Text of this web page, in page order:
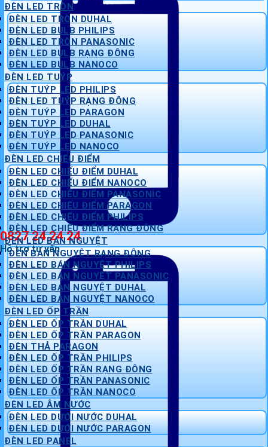
0827 24 24 24
Hỗ trợ tư vấn
ĐÈN LED TRÒN
ĐÈN LED TRÒN DUHAL
ĐÈN LED BULB PHILIPS
ĐÈN LED TRÒN PANASONIC
ĐÈN LED BULB RẠNG ĐÔNG
ĐÈN LED BULB NANOCO
ĐÈN LED TUÝP
ĐÈN TUÝP LED PHILIPS
ĐÈN LED TUÝP RẠNG ĐÔNG
ĐÈN TUÝP LED PARAGON
ĐÈN TUÝP LED DUHAL
ĐÈN TUÝP LED PANASONIC
ĐÈN TUÝP LED NANOCO
ĐÈN LED CHIẾU ĐIỂM
ĐÈN LED CHIẾU ĐIỂM DUHAL
ĐÈN LED CHIẾU ĐIỂM NANOCO
ĐÈN LED CHIẾU ĐIỂM PANASONIC
ĐÈN LED CHIẾU ĐIỂM PARAGON
ĐÈN LED CHIẾU ĐIỂM PHILIPS
ĐÈN LED CHIẾU ĐIỂM RẠNG ĐÔNG
ĐÈN LED BÁN NGUYỆT
ĐÈN BÁN NGUYỆT RẠNG ĐÔNG
ĐÈN LED BÁN NGUYỆT PHILIPS
ĐÈN LED BÁN NGUYỆT PANASONIC
ĐÈN LED BÁN NGUYỆT DUHAL
ĐÈN LED BÁN NGUYỆT NANOCO
ĐÈN LED ỐP TRẦN
ĐÈN LED ỐP TRẦN DUHAL
ĐÈN LED ỐP TRẦN PARAGON
ĐÈN THẢ PARAGON
ĐÈN LED ỐP TRẦN PHILIPS
ĐÈN LED ỐP TRẦN RẠNG ĐÔNG
ĐÈN LED ỐP TRẦN PANASONIC
ĐÈN LED ỐP TRẦN NANOCO
ĐÈN LED ÂM NƯỚC
ĐÈN LED DƯỚI NƯỚC DUHAL
ĐÈN LED DƯỚI NƯỚC PARAGON
ĐÈN LED PANEL